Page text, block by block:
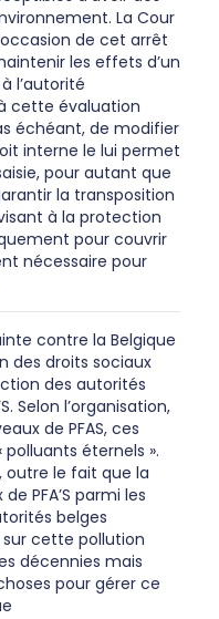
La Cour
de cet arrêt
les effets d’un
l’autorité
cette évaluation
échéant, de modifier
interne le lui permet
pour autant que
la transposition
à la protection
pour couvrir
nécessaire pour
contre la Belgique
des droits sociaux
des autorités
Selon l’organisation,
de PFAS, ces
éternels ».
outre le fait que la
PFA’S parmi les
belges
cette pollution
décennies mais
pour gérer ce